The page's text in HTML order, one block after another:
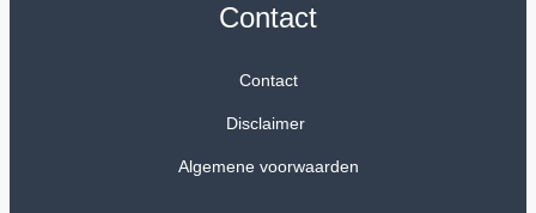
Contact
Contact
Disclaimer
Algemene voorwaarden